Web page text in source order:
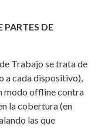
DE
Trabajo se trata de
a cada dispositivo),
modo offline contra
la cobertura (en
las que